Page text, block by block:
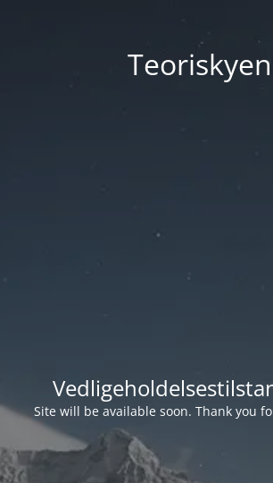
Teoriskyen
Site will be available soon. Thank you